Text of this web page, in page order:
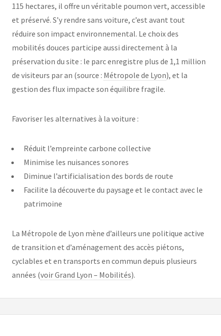
115 hectares, il offre un véritable poumon vert, accessible
et préservé. S’y rendre sans voiture, c’est avant tout
réduire son impact environnemental. Le choix des
mobilités douces participe aussi directement à la
préservation du site : le parc enregistre plus de 1,1 million
de visiteurs par an (source : Métropole de Lyon), et la
gestion des flux impacte son équilibre fragile.
Favoriser les alternatives à la voiture :
Réduit l’empreinte carbone collective
Minimise les nuisances sonores
Diminue l’artificialisation des bords de route
Facilite la découverte du paysage et le contact avec le
patrimoine
La Métropole de Lyon mène d’ailleurs une politique active
de transition et d’aménagement des accès piétons,
cyclables et en transports en commun depuis plusieurs
années (voir Grand Lyon – Mobilités).